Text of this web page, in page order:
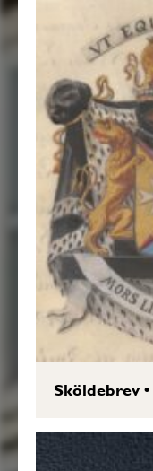
Sköldebrev•